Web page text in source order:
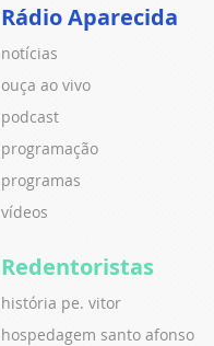
Rádio Aparecida
notícias
ouça ao vivo
podcast
programação
programas
vídeos
Redentoristas
história pe. vitor
hospedagem santo afonso